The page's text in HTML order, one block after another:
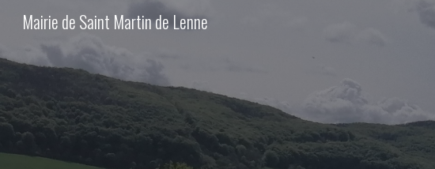
Mairie de Saint Martin de Lenne